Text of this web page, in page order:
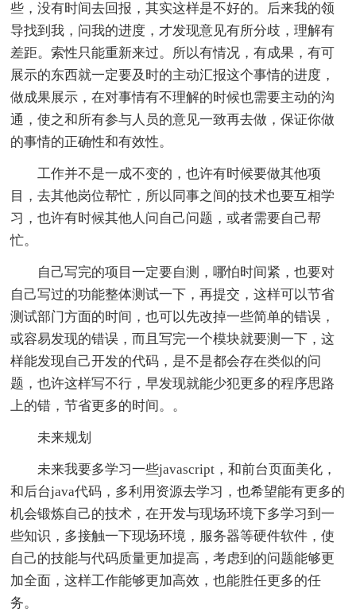
些，没有时间去回报，其实这样是不好的。后来我的领
导找到我，问我的进度，才发现意见有所分歧，理解有
差距。索性只能重新来过。所以有情况，有成果，有可
展示的东西就一定要及时的主动汇报这个事情的进度，
做成果展示，在对事情有不理解的时候也需要主动的沟
通，使之和所有参与人员的意见一致再去做，保证你做
的事情的正确性和有效性。
工作并不是一成不变的，也许有时候要做其他项
目，去其他岗位帮忙，所以同事之间的技术也要互相学
习，也许有时候其他人问自己问题，或者需要自己帮
忙。
自己写完的项目一定要自测，哪怕时间紧，也要对
自己写过的功能整体测试一下，再提交，这样可以节省
测试部门方面的时间，也可以先改掉一些简单的错误，
或容易发现的错误，而且写完一个模块就要测一下，这
样能发现自己开发的代码，是不是都会存在类似的问
题，也许这样写不行，早发现就能少犯更多的程序思路
上的错，节省更多的时间。。
未来规划
未来我要多学习一些javascript，和前台页面美化，
和后台java代码，多利用资源去学习，也希望能有更多的
机会锻炼自己的技术，在开发与现场环境下多学习到一
些知识，多接触一下现场环境，服务器等硬件软件，使
自己的技能与代码质量更加提高，考虑到的问题能够更
加全面，这样工作能够更加高效，也能胜任更多的任
务。